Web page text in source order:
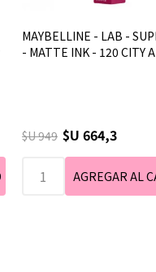
MAYBELLINE - LAB -
- MATTE INK - 120 CITY
$U 949 $U 664,3